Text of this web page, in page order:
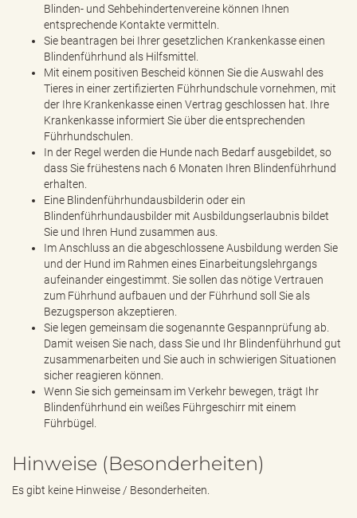
Blinden- und Sehbehindertenvereine können Ihnen
entsprechende Kontakte vermitteln.
Sie beantragen bei Ihrer gesetzlichen Krankenkasse einen
Blindenführhund als Hilfsmittel.
Mit einem positiven Bescheid können Sie die Auswahl des
Tieres in einer zertifizierten Führhundschule vornehmen, mit
der Ihre Krankenkasse einen Vertrag geschlossen hat. Ihre
Krankenkasse informiert Sie über die entsprechenden
Führhundschulen.
In der Regel werden die Hunde nach Bedarf ausgebildet, so
dass Sie frühestens nach 6 Monaten Ihren Blindenführhund
erhalten.
Eine Blindenführhundausbilderin oder ein
Blindenführhundausbilder mit Ausbildungserlaubnis bildet
Sie und Ihren Hund zusammen aus.
Im Anschluss an die abgeschlossene Ausbildung werden Sie
und der Hund im Rahmen eines Einarbeitungslehrgangs
aufeinander eingestimmt. Sie sollen das nötige Vertrauen
zum Führhund aufbauen und der Führhund soll Sie als
Bezugsperson akzeptieren.
Sie legen gemeinsam die sogenannte Gespannprüfung ab.
Damit weisen Sie nach, dass Sie und Ihr Blindenführhund gut
zusammenarbeiten und Sie auch in schwierigen Situationen
sicher reagieren können.
Wenn Sie sich gemeinsam im Verkehr bewegen, trägt Ihr
Blindenführhund ein weißes Führgeschirr mit einem
Führbügel.
Hinweise (Besonderheiten)
Es gibt keine Hinweise / Besonderheiten.